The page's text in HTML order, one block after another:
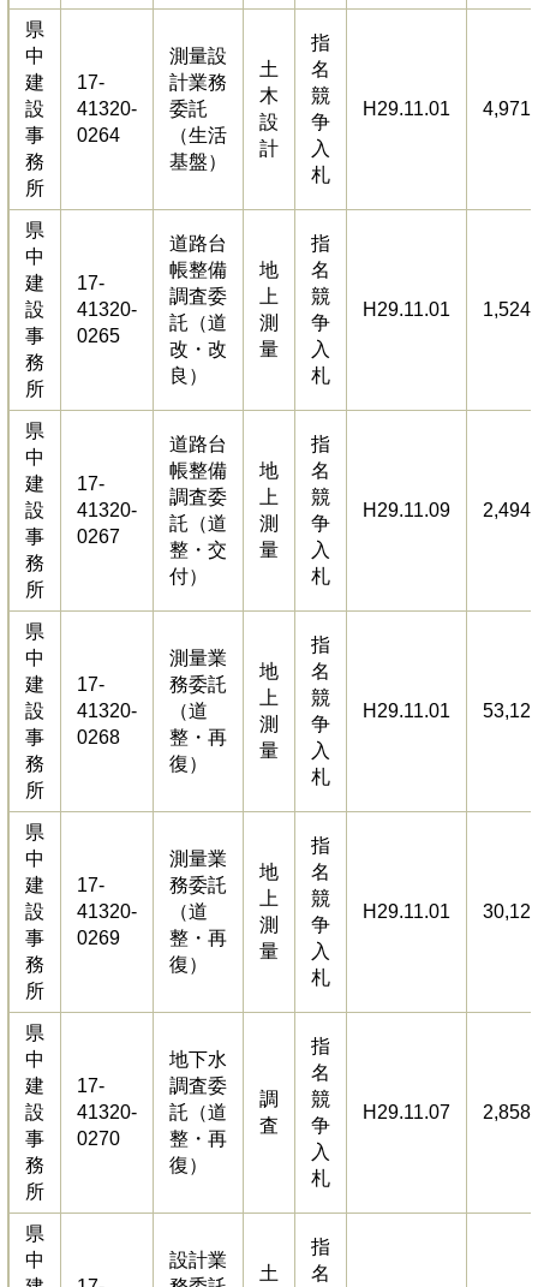
県
中
建
設
事
務
所
17-
41320-
0264
測量設
計業務
委託
（生活
基盤）
土
木
設
計
指
名
競
争
入
札
H29.11.01
県
中
建
設
事
務
所
17-
41320-
0265
道路台
帳整備
調査委
託（道
改・改
良）
地
上
測
量
指
名
競
争
入
札
H29.11.01
県
中
建
設
事
務
所
17-
41320-
0267
道路台
帳整備
調査委
託（道
整・交
付）
地
上
測
量
指
名
競
争
入
札
H29.11.09
県
中
建
設
事
務
所
17-
41320-
0268
測量業
務委託
（道
整・再
復）
地
上
測
量
指
名
競
争
入
札
H29.11.01
県
中
建
設
事
務
所
17-
41320-
0269
測量業
務委託
（道
整・再
復）
地
上
測
量
指
名
競
争
入
札
H29.11.01
県
中
建
設
事
務
所
17-
41320-
0270
地下水
調査委
託（道
整・再
復）
調
査
指
名
競
争
入
札
H29.11.07
県
中
設計業
土
指
名